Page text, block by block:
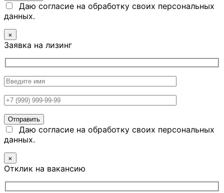
Даю согласие на обработку своих персональных
данных.
×
Заявка на лизинг
Даю согласие на обработку своих персональных
данных.
×
Отклик на вакансию